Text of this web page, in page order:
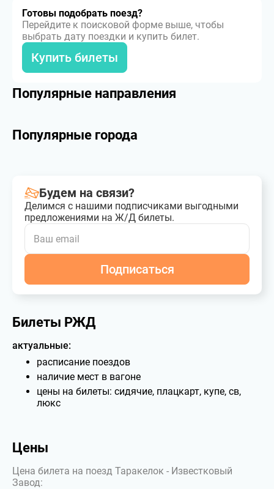
Готовы подобрать поезд?
Перейдите к поисковой форме выше, чтобы
выбрать дату поездки и купить билет.
Купить билеты
Популярные направления
Популярные города
Будем на связи?
Делимся с нашими подписчиками выгодными
предложениями на Ж/Д билеты.
Подписаться
Билеты РЖД
актуальные:
расписание поездов
наличие мест в вагоне
цены на билеты: сидячие, плацкарт, купе, св,
люкс
Цены
Цена билета на поезд Таракелок - Известковый
Завод: